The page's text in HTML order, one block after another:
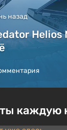
назад
Helios
каждую